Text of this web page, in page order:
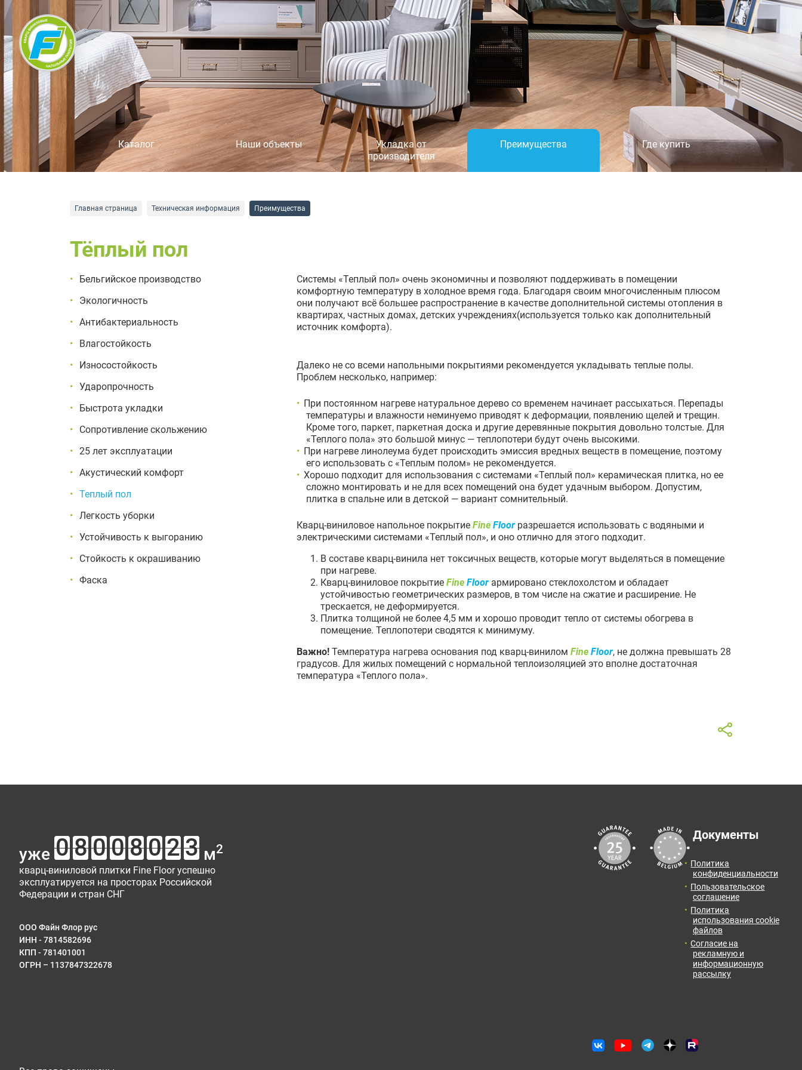
Каталог Наши объекты
Укладка от
производителя
Преимущества Где купить
Главная страница Техническая информация Преимущества
Тёплый пол
Бельгийское производство
Экологичность
Антибактериальность
Влагостойкость
Износостойкость
Ударопрочность
Быстрота укладки
Сопротивление скольжению
25 лет эксплуатации
Акустический комфорт
Теплый пол
Легкость уборки
Устойчивость к выгоранию
Стойкость к окрашиванию
Фаска
Системы «Теплый пол» очень экономичны и позволяют поддерживать в помещении
комфортную температуру в холодное время года. Благодаря своим многочисленным плюсом
они получают всё большее распространение в качестве дополнительной системы отопления в
квартирах, частных домах, детских учреждениях(используется только как дополнительный
источник комфорта).
Далеко не со всеми напольными покрытиями рекомендуется укладывать теплые полы.
Проблем несколько, например:
При постоянном нагреве натуральное дерево со временем начинает рассыхаться. Перепады
температуры и влажности неминуемо приводят к деформации, появлению щелей и трещин.
Кроме того, паркет, паркетная доска и другие деревянные покрытия довольно толстые. Для
«Теплого пола» это большой минус — теплопотери будут очень высокими.
При нагреве линолеума будет происходить эмиссия вредных веществ в помещение, поэтому
его использовать с «Теплым полом» не рекомендуется.
Хорошо подходит для использования с системами «Теплый пол» керамическая плитка, но ее
сложно монтировать и не для всех помещений она будет удачным выбором. Допустим,
плитка в спальне или в детской — вариант сомнительный.
Кварц-виниловое напольное покрытие Fine Floor разрешается использовать с водяными и
электрическими системами «Теплый пол», и оно отлично для этого подходит.
В составе кварц-винила нет токсичных веществ, которые могут выделяться в помещение
при нагреве.
Кварц-виниловое покрытие Fine Floor армировано стеклохолстом и обладает
устойчивостью геометрических размеров, в том числе на сжатие и расширение. Не
трескается, не деформируется.
Плитка толщиной не более 4,5 мм и хорошо проводит тепло от системы обогрева в
помещение. Теплопотери сводятся к минимуму.
Важно! Температура нагрева основания под кварц-винилом Fine Floor, не должна превышать 28
градусов. Для жилых помещений с нормальной теплоизоляцией это вполне достаточная
температура «Теплого пола».
уже м2
кварц-виниловой плитки Fine Floor успешно
эксплуатируется на просторах Российской
Федерации и стран СНГ
ООО Файн Флор рус
ИНН - 7814582696
КПП - 781401001
ОГРН – 1137847322678
Документы
Политика
конфиденциальности
Пользовательское
соглашение
Политика
использования cookie
файлов
Согласие на
рекламную и
информационную
рассылку
×